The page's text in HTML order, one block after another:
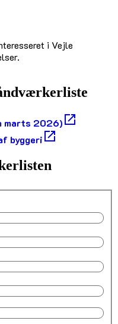
i Vejle
marts 2026)
byggeri